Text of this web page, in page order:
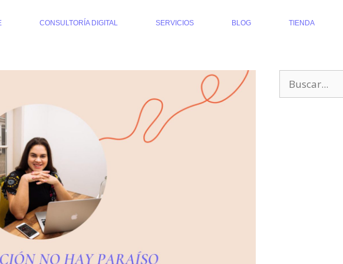
CONSULTORÍA DIGITAL SERVICIOS BLOG TIENDA